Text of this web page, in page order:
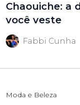
Chaouiche: a
você veste
Fabbi Cunha
Moda e Beleza